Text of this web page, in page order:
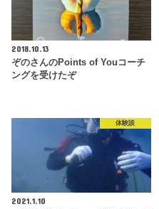
2018.10.13
ぞのさんのPoints of Youコーチ
ングを受けたぞ
体験談
2021.1.10